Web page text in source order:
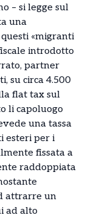
– si legge sul
una
«migranti
introdotto
partner
su circa 4.500
flat tax sul
li capoluogo
una tassa
esteri per i
fissata a
raddoppiata
attrarre un
ad alto